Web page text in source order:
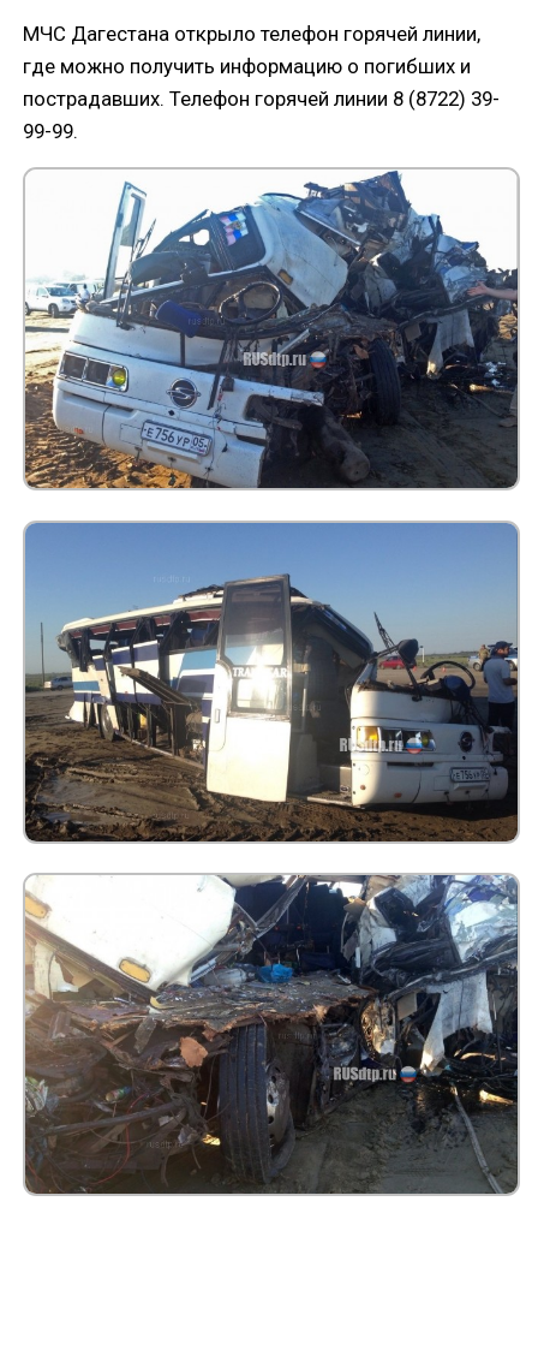
МЧС Дагестана открыло телефон горячей линии,
где можно получить информацию о погибших и
пострадавших. Телефон горячей линии 8 (8722) 39-
99-99.